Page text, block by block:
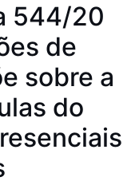
544/20
de
sobre a
do